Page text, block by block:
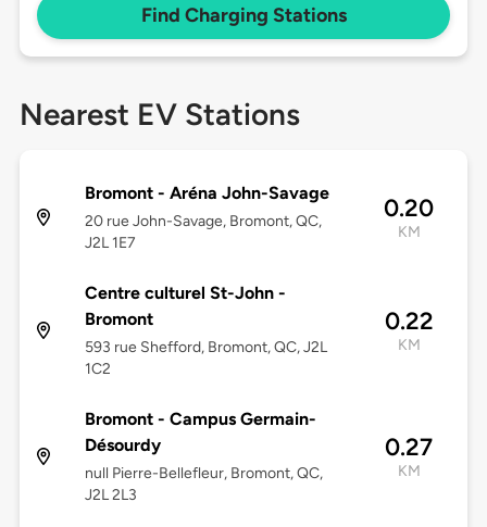
Find Charging Stations
Nearest EV Stations
Bromont - Aréna John-Savage
20 rue John-Savage, Bromont, QC,
J2L 1E7
0.20
KM
Centre culturel St-John -
Bromont
593 rue Shefford, Bromont, QC, J2L
1C2
0.22
KM
Bromont - Campus Germain-
Désourdy
null Pierre-Bellefleur, Bromont, QC,
J2L 2L3
0.27
KM